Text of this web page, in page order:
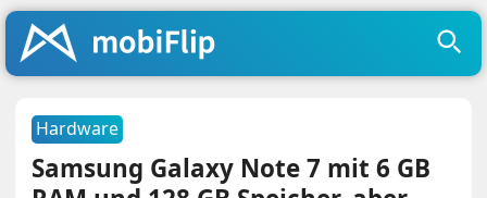
Hardware
Samsung Galaxy Note 7 mit 6 GB